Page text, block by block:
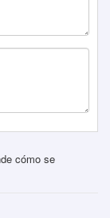
cómo se